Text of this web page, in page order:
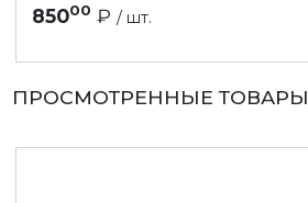
85000 ₽ / шт.
ПРОСМОТРЕННЫЕ ТОВАРЫ